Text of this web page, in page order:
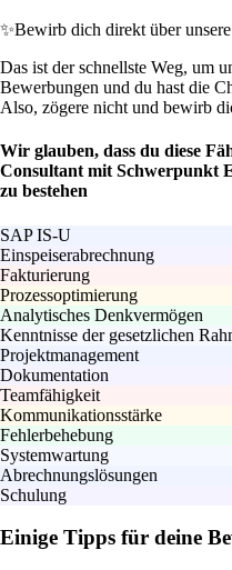
✨Bewirb dich direkt über
Das ist der schnellste Weg, um
Bewerbungen und du hast die
Also, zögere nicht und bewirb
Wir glauben, dass du diese
Consultant mit Schwerpunkt
zu bestehen
SAP IS-U
Einspeiserabrechnung
Fakturierung
Prozessoptimierung
Analytisches Denkvermögen
Kenntnisse der gesetzlichen
Projektmanagement
Dokumentation
Teamfähigkeit
Kommunikationsstärke
Fehlerbehebung
Systemwartung
Abrechnungslösungen
Schulung
Einige Tipps für deine